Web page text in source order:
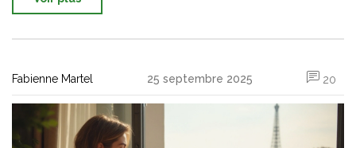
Fabienne Martel 25 septembre 2025 20